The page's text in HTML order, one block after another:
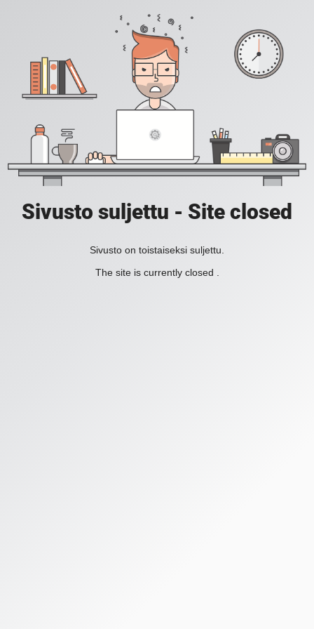
Sivusto suljettu - Site closed
Sivusto on toistaiseksi suljettu.
The site is currently closed .